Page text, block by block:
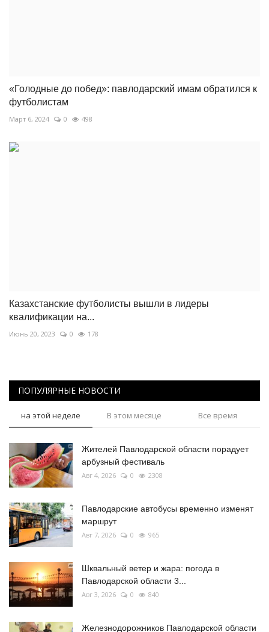
«Голодные до побед»: павлодарский имам обратился к
футболистам
Март 6, 2024 0 498
Казахстанские футболисты вышли в лидеры
квалификации на...
Июнь 20, 2023 0 178
ПОПУЛЯРНЫЕ НОВОСТИ
на этой неделе В этом месяце Все время
Жителей Павлодарской области порадует
арбузный фестиваль
Авг 4, 2026 0 2308
Павлодарские автобусы временно изменят
маршрут
Авг 7, 2026 0 965
Шквальный ветер и жара: погода в
Павлодарской области 3...
Авг 3, 2026 0 840
Железнодорожников Павлодарской области